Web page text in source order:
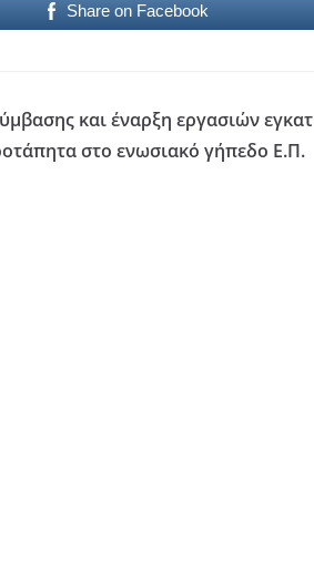
Share on Facebook
και έναρξη εργασιών εγκατ
στο ενωσιακό γήπεδο Ε.Π.